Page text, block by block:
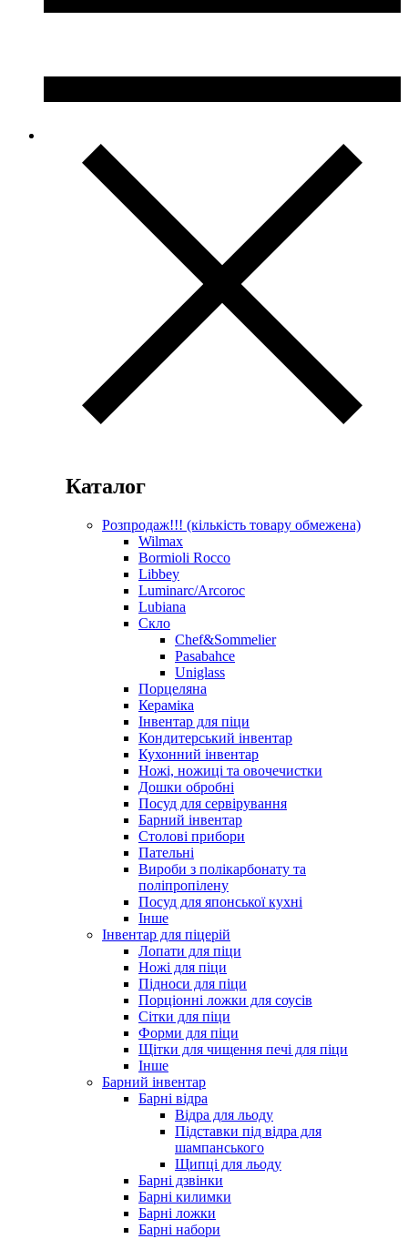
Каталог
Розпродаж!!! (кількість товару обмежена)
Wilmax
Bormioli Rocco
Libbey
Luminarc/Arcoroc
Lubiana
Скло
Chef&Sommelier
Pasabahce
Uniglass
Порцеляна
Кераміка
Інвентар для піци
Кондитерський інвентар
Кухонний інвентар
Ножі, ножиці та овочечистки
Дошки обробні
Посуд для сервірування
Барний інвентар
Столові прибори
Пательні
Вироби з полікарбонату та
поліпропілену
Посуд для японської кухні
Інше
Інвентар для піцерій
Лопати для піци
Ножі для піци
Підноси для піци
Порціонні ложки для соусів
Сітки для піци
Форми для піци
Щітки для чищення печі для піци
Інше
Барний інвентар
Барні відра
Відра для льоду
Підставки під відра для
шампанського
Щипці для льоду
Барні дзвінки
Барні килимки
Барні ложки
Барні набори